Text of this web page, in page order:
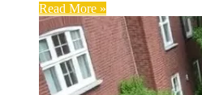
Read More »